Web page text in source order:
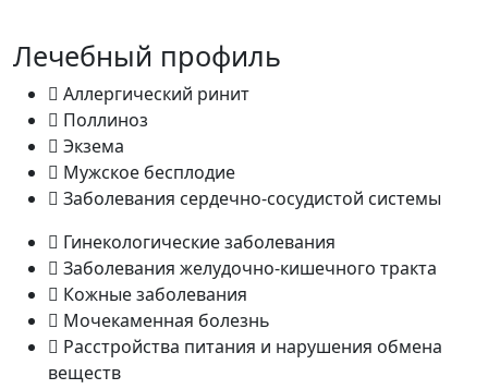
Лечебный профиль
Аллергический ринит
Поллиноз
Экзема
Мужское бесплодие
Заболевания сердечно-сосудистой системы
Гинекологические заболевания
Заболевания желудочно-кишечного тракта
Кожные заболевания
Мочекаменная болезнь
Расстройства питания и нарушения обмена
веществ